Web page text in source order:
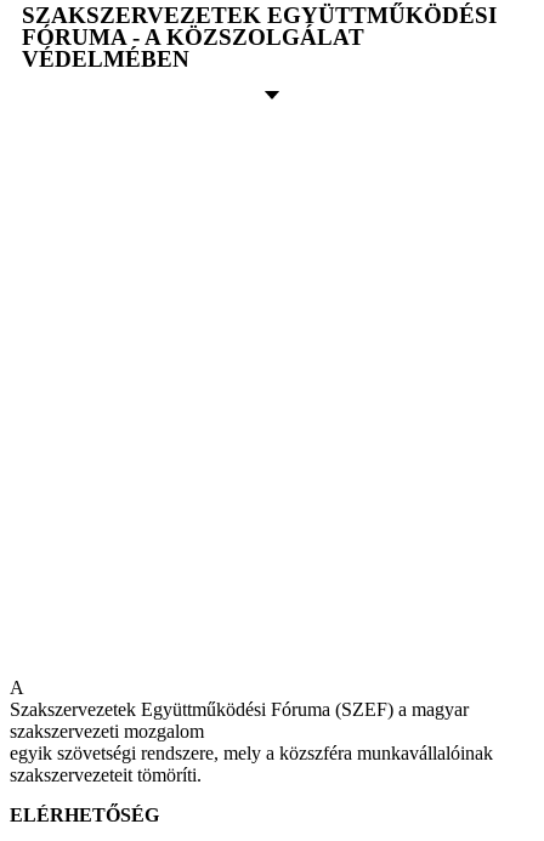
SZAKSZERVEZETEK EGYÜTTMŰKÖDÉSI
FÓRUMA - A KÖZSZOLGÁLAT
VÉDELMÉBEN
A
Szakszervezetek Együttműködési Fóruma (SZEF) a magyar
szakszervezeti mozgalom
egyik szövetségi rendszere, mely a közszféra munkavállalóinak
szakszervezeteit tömöríti.
ELÉRHETŐSÉG